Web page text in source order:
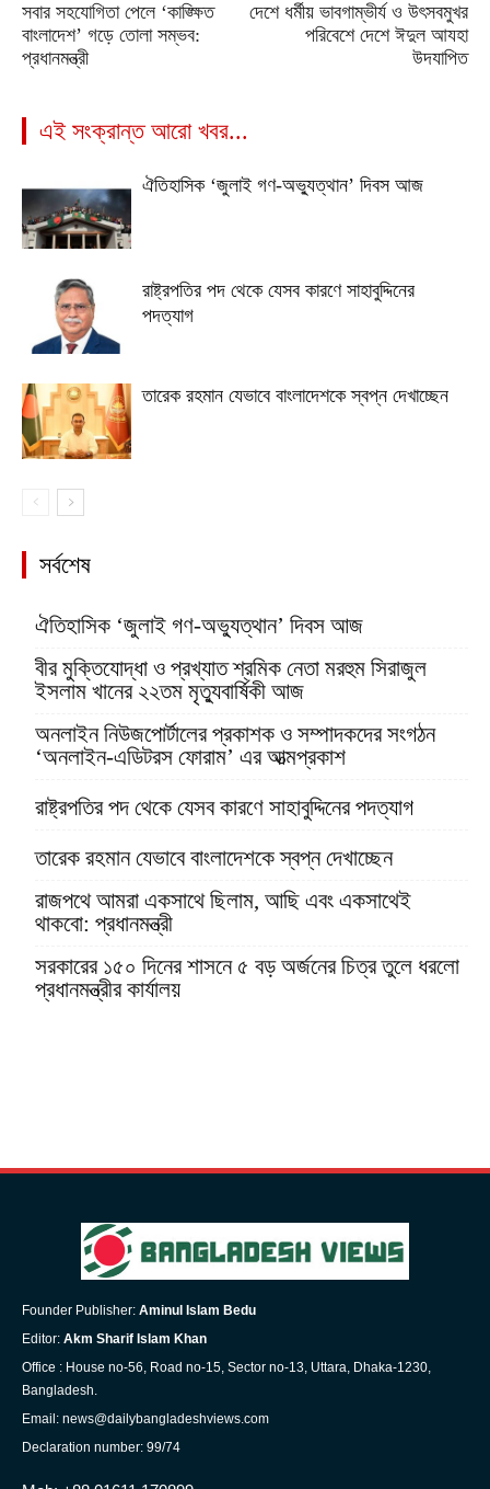
সবার সহযোগিতা পেলে ‘কাঙ্ক্ষিত
বাংলাদেশ’ গড়ে তোলা সম্ভব:
প্রধানমন্ত্রী
দেশে ধর্মীয় ভাবগাম্ভীর্য ও উৎসবমুখর
পরিবেশে দেশে ঈদুল আযহা
উদযাপিত
এই সংক্রান্ত আরো খবর...
ঐতিহাসিক ‘জুলাই গণ-অভ্যুত্থান’ দিবস আজ
রাষ্ট্রপতির পদ থেকে যেসব কারণে সাহাবুদ্দিনের
পদত্যাগ
তারেক রহমান যেভাবে বাংলাদেশকে স্বপ্ন দেখাচ্ছেন
সর্বশেষ
ঐতিহাসিক ‘জুলাই গণ-অভ্যুত্থান’ দিবস আজ
বীর মুক্তিযোদ্ধা ও প্রখ্যাত শ্রমিক নেতা মরহুম সিরাজুল
ইসলাম খানের ২২তম মৃত্যুবার্ষিকী আজ
অনলাইন নিউজপোর্টালের প্রকাশক ও সম্পাদকদের সংগঠন
‘অনলাইন-এডিটরস ফোরাম’ এর আত্মপ্রকাশ
রাষ্ট্রপতির পদ থেকে যেসব কারণে সাহাবুদ্দিনের পদত্যাগ
তারেক রহমান যেভাবে বাংলাদেশকে স্বপ্ন দেখাচ্ছেন
রাজপথে আমরা একসাথে ছিলাম, আছি এবং একসাথেই
থাকবো: প্রধানমন্ত্রী
সরকারের ১৫০ দিনের শাসনে ৫ বড় অর্জনের চিত্র তুলে ধরলো
প্রধানমন্ত্রীর কার্যালয়
Founder Publisher: Aminul Islam Bedu
Editor: Akm Sharif Islam Khan
Office : House no-56, Road no-15, Sector no-13, Uttara, Dhaka-1230,
Bangladesh.
Email: news@dailybangladeshviews.com
Declaration number: 99/74